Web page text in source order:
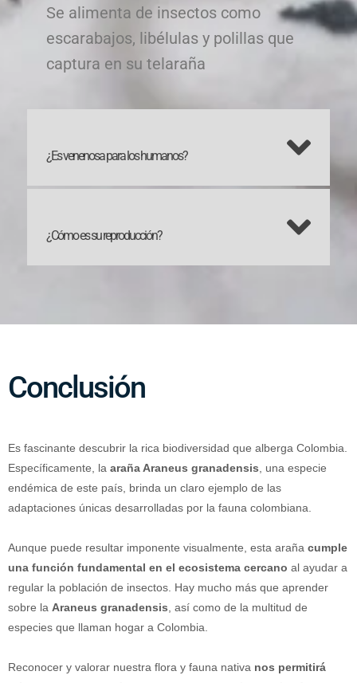
Se alimenta de insectos como
escarabajos, libélulas y polillas que
captura en su telaraña
¿Es venenosa para los humanos?
¿Cómo es su reproducción?
Conclusión
Es fascinante descubrir la rica biodiversidad que alberga Colombia.
Específicamente, la araña Araneus granadensis , una especie
endémica de este país, brinda un claro ejemplo de las
adaptaciones únicas desarrolladas por la fauna colombiana.
Aunque puede resultar imponente visualmente, esta araña cumple
una función fundamental en el ecosistema cercano al ayudar a
regular la población de insectos. Hay mucho más que aprender
sobre la Araneus granadensis , así como de la multitud de
especies que llaman hogar a Colombia.
Reconocer y valorar nuestra flora y fauna nativa nos permitirá